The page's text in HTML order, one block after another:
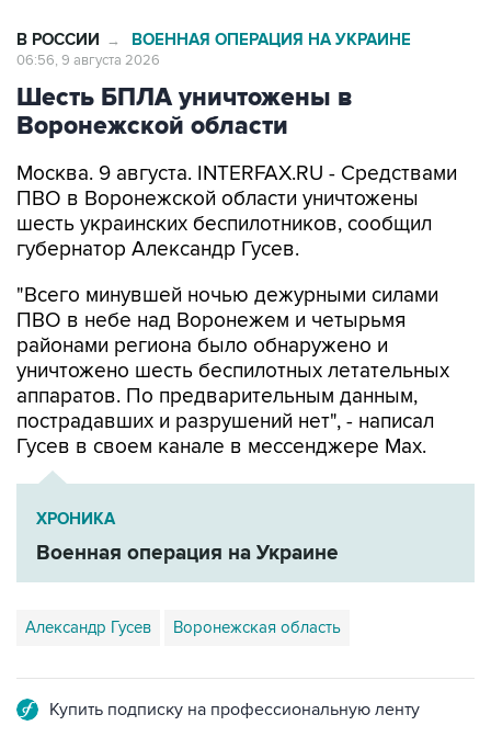
В РОССИИ → ВОЕННАЯ ОПЕРАЦИЯ НА УКРАИНЕ
06:56, 9 августа 2026
Шесть БПЛА уничтожены в
Воронежской области
Москва. 9 августа. INTERFAX.RU - Средствами
ПВО в Воронежской области уничтожены
шесть украинских беспилотников, сообщил
губернатор Александр Гусев.
"Всего минувшей ночью дежурными силами
ПВО в небе над Воронежем и четырьмя
районами региона было обнаружено и
уничтожено шесть беспилотных летательных
аппаратов. По предварительным данным,
пострадавших и разрушений нет", - написал
Гусев в своем канале в мессенджере Max.
ХРОНИКА
Военная операция на Украине
Александр Гусев Воронежская область
Купить подписку на профессиональную ленту